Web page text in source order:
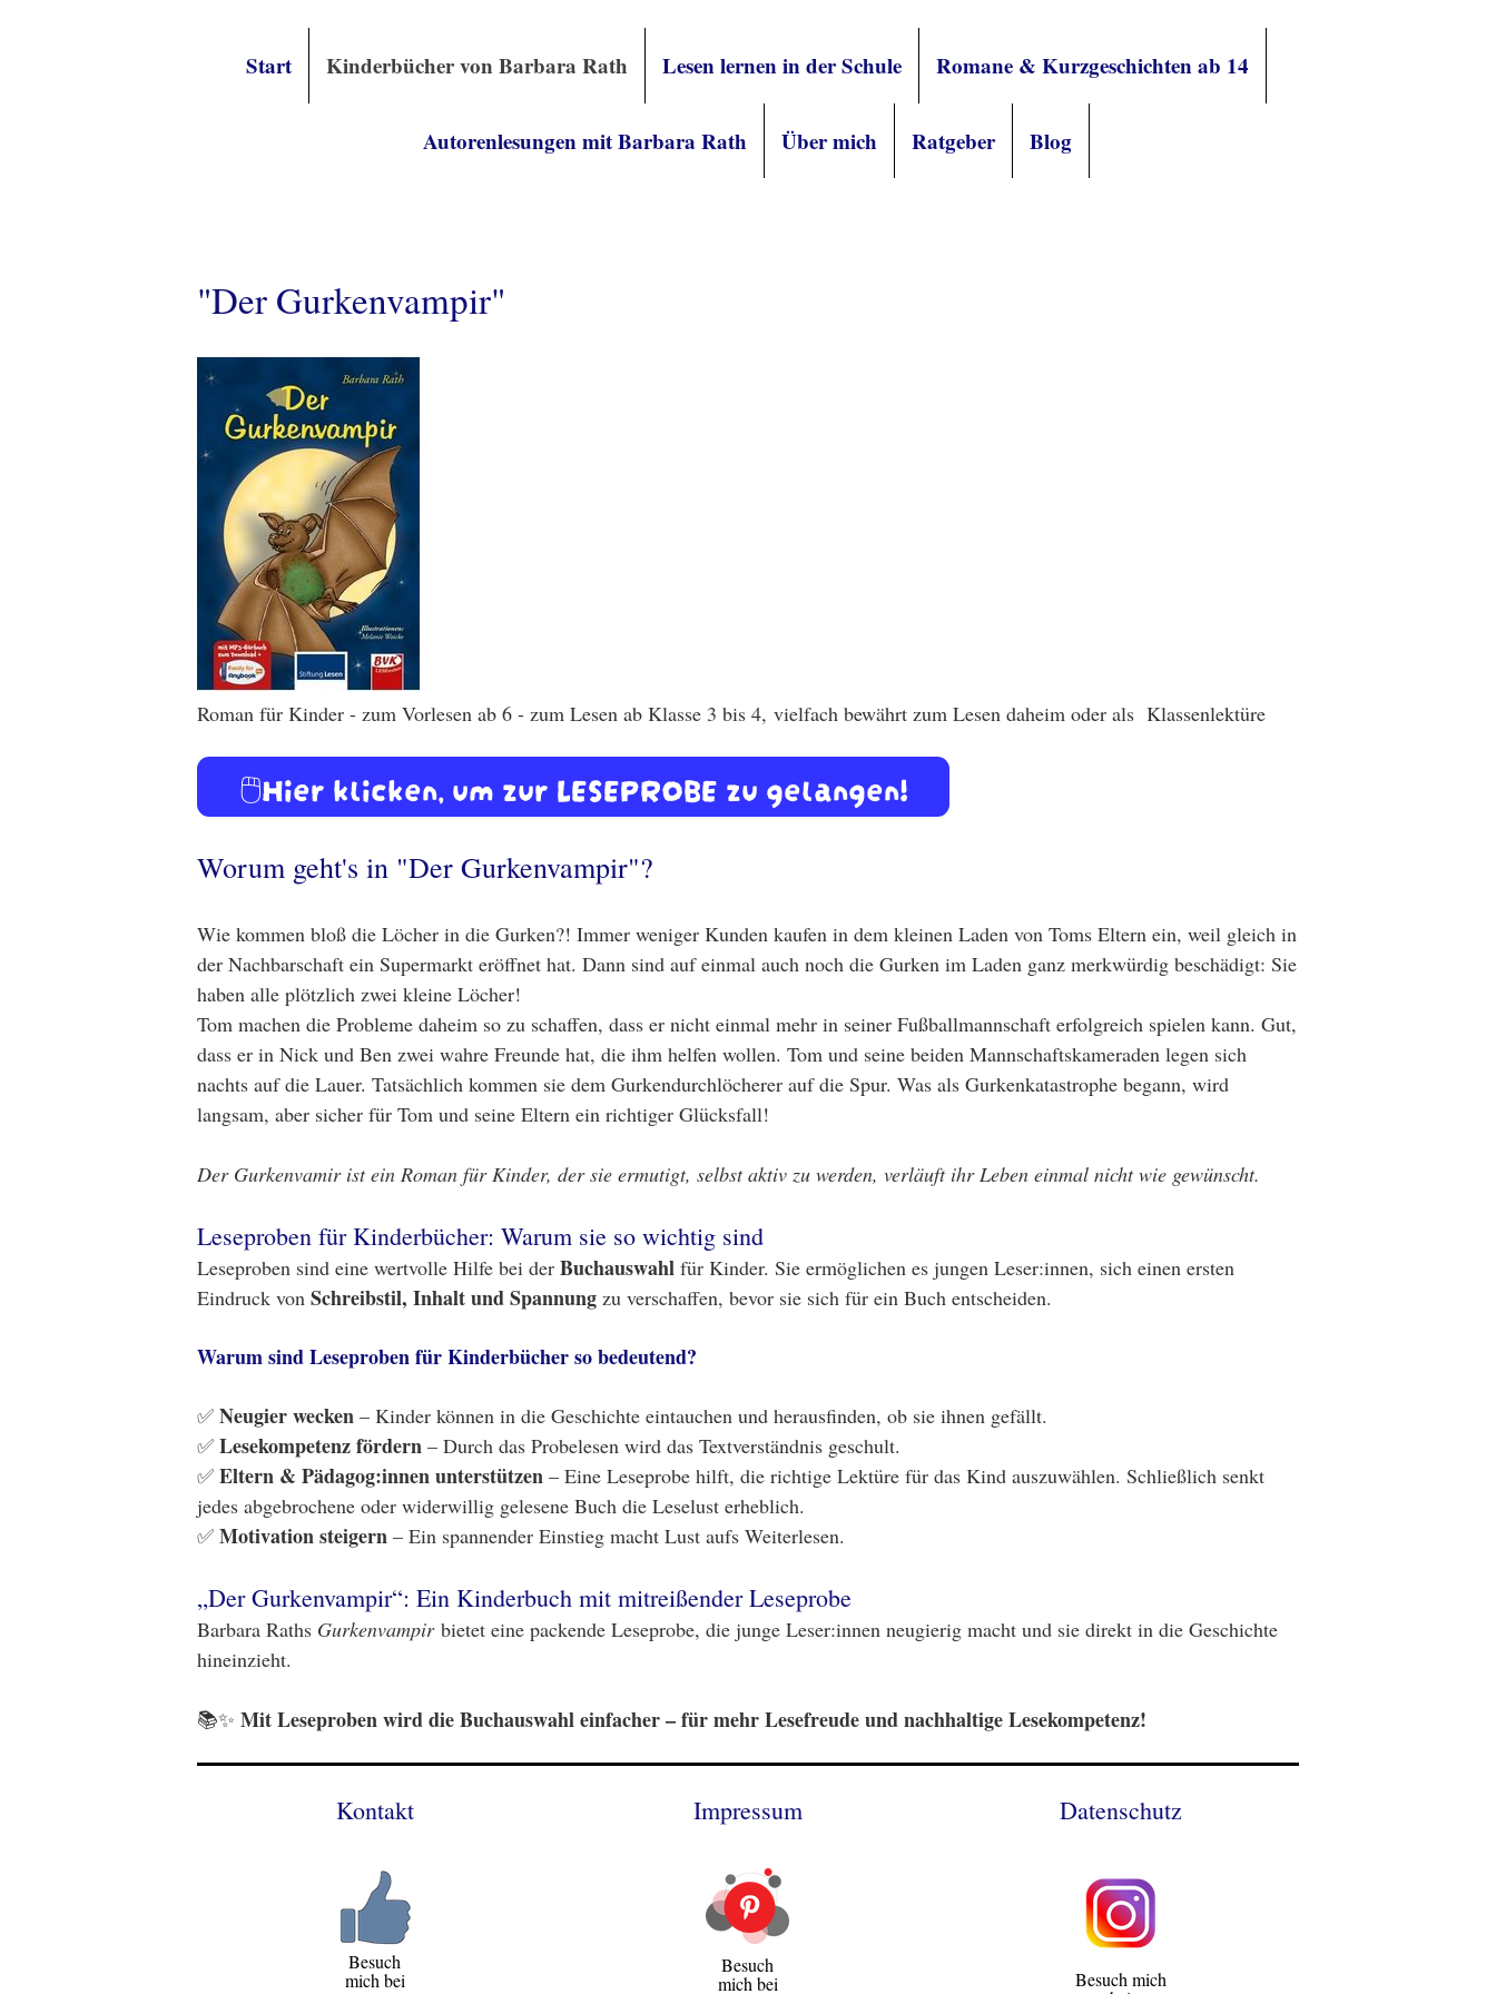
Start Kinderbücher von Barbara Rath Lesen lernen in der Schule Romane & Kurzgeschichten ab 14
Autorenlesungen mit Barbara Rath Über mich Ratgeber Blog
"Der Gurkenvampir"
Roman für Kinder - zum Vorlesen ab 6 - zum Lesen ab Klasse 3 bis 4, vielfach bewährt zum Lesen daheim oder als Klassenlektüre
🖱️Hier klicken, um zur LESEPROBE zu gelangen!
Worum geht's in "Der Gurkenvampir"?
Wie kommen bloß die Löcher in die Gurken?! Immer weniger Kunden kaufen in dem kleinen Laden von Toms Eltern ein, weil gleich in
der Nachbarschaft ein Supermarkt eröffnet hat. Dann sind auf einmal auch noch die Gurken im Laden ganz merkwürdig beschädigt: Sie
haben alle plötzlich zwei kleine Löcher!
Tom machen die Probleme daheim so zu schaffen, dass er nicht einmal mehr in seiner Fußballmannschaft erfolgreich spielen kann. Gut,
dass er in Nick und Ben zwei wahre Freunde hat, die ihm helfen wollen. Tom und seine beiden Mannschaftskameraden legen sich
nachts auf die Lauer. Tatsächlich kommen sie dem Gurkendurchlöcherer auf die Spur. Was als Gurkenkatastrophe begann, wird
langsam, aber sicher für Tom und seine Eltern ein richtiger Glücksfall!
Der Gurkenvamir ist ein Roman für Kinder, der sie ermutigt, selbst aktiv zu werden, verläuft ihr Leben einmal nicht wie gewünscht.
Leseproben für Kinderbücher: Warum sie so wichtig sind
Leseproben sind eine wertvolle Hilfe bei der Buchauswahl für Kinder. Sie ermöglichen es jungen Leser:innen, sich einen ersten
Eindruck von Schreibstil, Inhalt und Spannung zu verschaffen, bevor sie sich für ein Buch entscheiden.
Warum sind Leseproben für Kinderbücher so bedeutend?
✅ Neugier wecken – Kinder können in die Geschichte eintauchen und herausfinden, ob sie ihnen gefällt.
✅ Lesekompetenz fördern – Durch das Probelesen wird das Textverständnis geschult.
✅ Eltern & Pädagog:innen unterstützen – Eine Leseprobe hilft, die richtige Lektüre für das Kind auszuwählen. Schließlich senkt
jedes abgebrochene oder widerwillig gelesene Buch die Leselust erheblich.
✅ Motivation steigern – Ein spannender Einstieg macht Lust aufs Weiterlesen.
„Der Gurkenvampir“: Ein Kinderbuch mit mitreißender Leseprobe
Barbara Raths Gurkenvampirbietet eine packende Leseprobe, die junge Leser:innen neugierig macht und sie direkt in die Geschichte
hineinzieht.
📚✨ Mit Leseproben wird die Buchauswahl einfacher – für mehr Lesefreude und nachhaltige Lesekompetenz!
Kontakt Impressum Datenschutz
Besuch
mich bei
Besuch
mich bei
Besuch mich